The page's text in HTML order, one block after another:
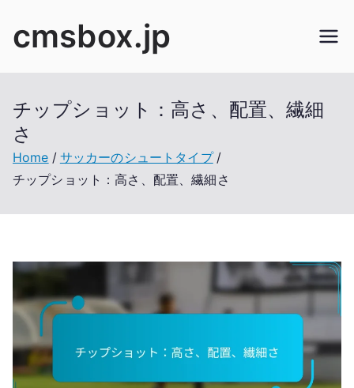
cmsbox.jp
チップショット：高さ、配置、繊細
さ
Home
サッカーのシュートタイプ
チップショット：高さ、配置、繊細さ